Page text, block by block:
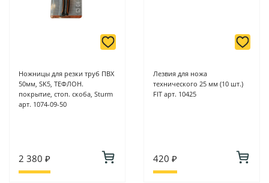
Ножницы для резки труб ПВХ
50мм, SK5, ТЕФЛОН.
покрытие, стоп. скоба, Sturm
арт. 1074-09-50
2 380 ₽
Лезвия для ножа
технического 25 мм (10 шт.)
FIT арт. 10425
420 ₽